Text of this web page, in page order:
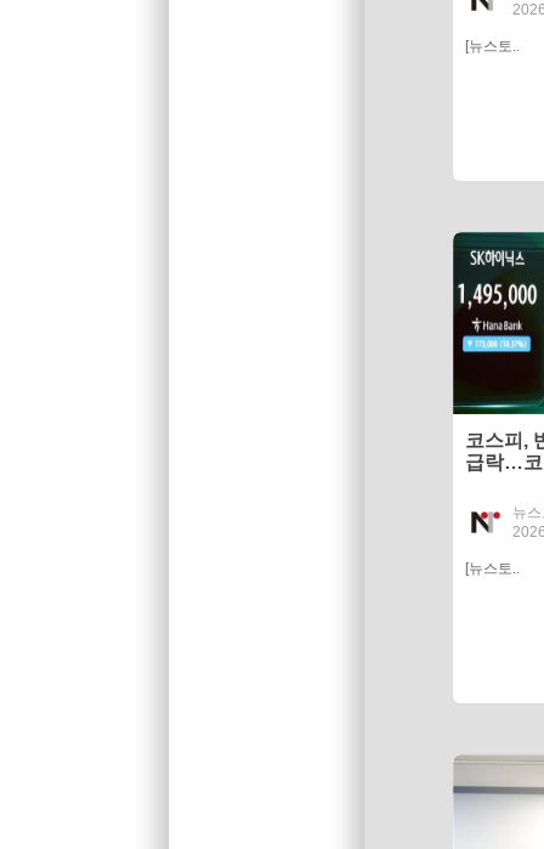
[뉴스토..
코스피,
급락…코
뉴
[뉴스토..